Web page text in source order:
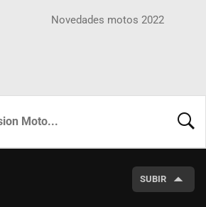
Novedades motos 2022
SUBIR